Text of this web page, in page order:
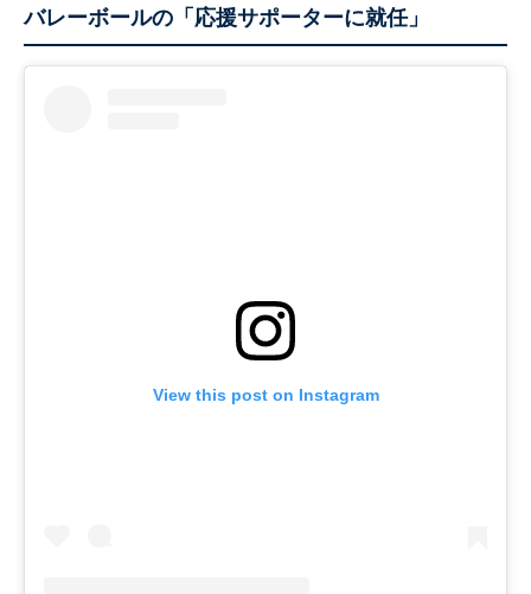
バレーボールの「応援サポーターに就任」
View this post on Instagram